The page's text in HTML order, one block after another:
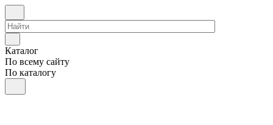
Каталог
По всему сайту
По каталогу